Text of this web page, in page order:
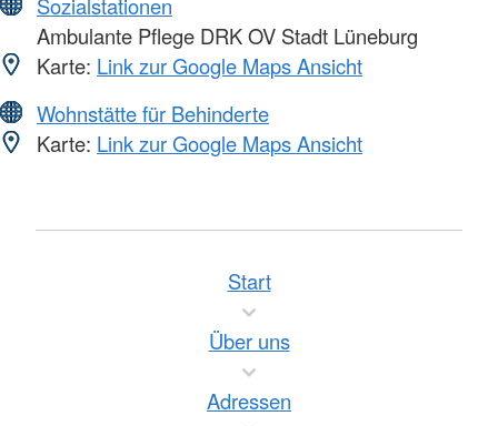
Ambulante Pflege DRK OV Stadt Lüneburg
Karte: Link zur Google Maps Ansicht
Wohnstätte für Behinderte
Karte: Link zur Google Maps Ansicht
Start
Über uns
Adressen